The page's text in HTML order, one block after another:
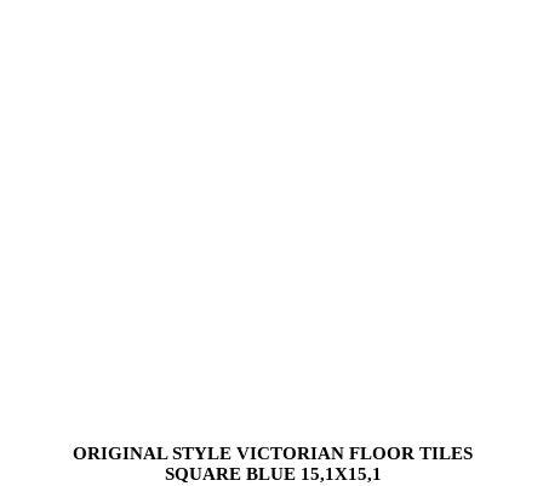
ORIGINAL STYLE VICTORIAN FLOOR TILES
SQUARE BLUE 15,1X15,1